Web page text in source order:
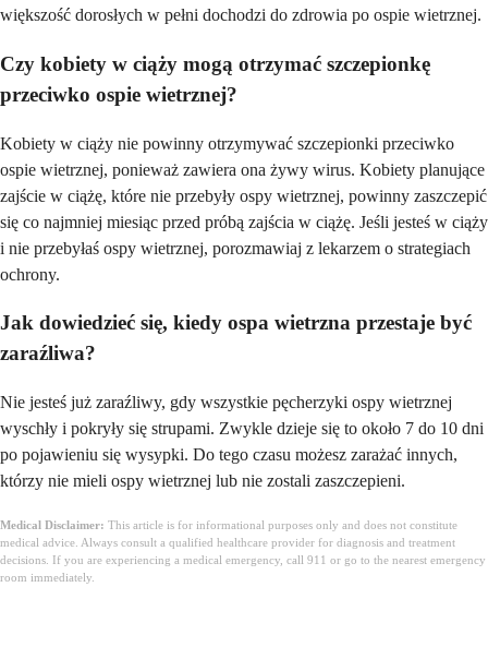
większość dorosłych w pełni dochodzi do zdrowia po ospie wietrznej.
Czy kobiety w ciąży mogą otrzymać szczepionkę
przeciwko ospie wietrznej?
Kobiety w ciąży nie powinny otrzymywać szczepionki przeciwko
ospie wietrznej, ponieważ zawiera ona żywy wirus. Kobiety planujące
zajście w ciążę, które nie przebyły ospy wietrznej, powinny zaszczepić
się co najmniej miesiąc przed próbą zajścia w ciążę. Jeśli jesteś w ciąży
i nie przebyłaś ospy wietrznej, porozmawiaj z lekarzem o strategiach
ochrony.
Jak dowiedzieć się, kiedy ospa wietrzna przestaje być
zaraźliwa?
Nie jesteś już zaraźliwy, gdy wszystkie pęcherzyki ospy wietrznej
wyschły i pokryły się strupami. Zwykle dzieje się to około 7 do 10 dni
po pojawieniu się wysypki. Do tego czasu możesz zarażać innych,
którzy nie mieli ospy wietrznej lub nie zostali zaszczepieni.
Medical Disclaimer: This article is for informational purposes only and does not constitute
medical advice. Always consult a qualified healthcare provider for diagnosis and treatment
decisions. If you are experiencing a medical emergency, call 911 or go to the nearest emergency
room immediately.